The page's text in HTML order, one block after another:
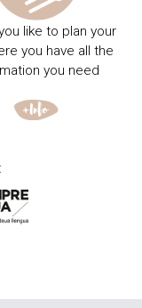
like to plan your
you have all the
you need